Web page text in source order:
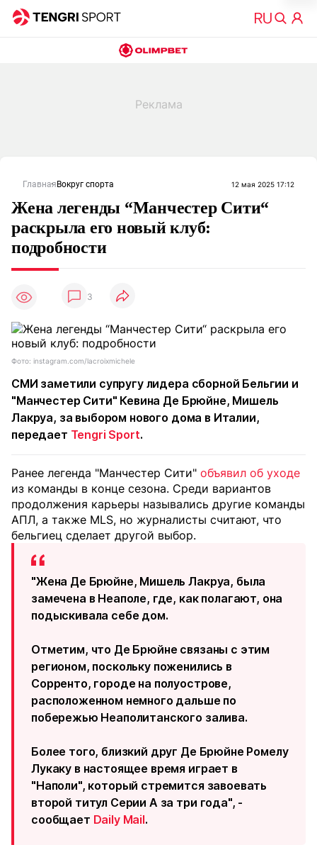
Главная Вокруг спорта 12 мая 2025 17:12
Жена легенды “Манчестер Сити“
раскрыла его новый клуб:
подробности
3
Фото: instagram.com/lacroixmichele
СМИ заметили супругу лидера сборной Бельгии и
"Манчестер Сити" Кевина Де Брюйне, Мишель
Лакруа, за выбором нового дома в Италии,
передает Tengri Sport.
Ранее легенда "Манчестер Сити" объявил об уходе
из команды в конце сезона. Среди вариантов
продолжения карьеры назывались другие команды
АПЛ, а также MLS, но журналисты считают, что
бельгиец сделает другой выбор.
"Жена Де Брюйне, Мишель Лакруа, была
замечена в Неаполе, где, как полагают, она
подыскивала себе дом.
Отметим, что Де Брюйне связаны с этим
регионом, поскольку поженились в
Сорренто, городе на полуострове,
расположенном немного дальше по
побережью Неаполитанского залива.
Более того, близкий друг Де Брюйне Ромелу
Лукаку в настоящее время играет в
"Наполи", который стремится завоевать
второй титул Серии А за три года", -
сообщает Daily Mail.